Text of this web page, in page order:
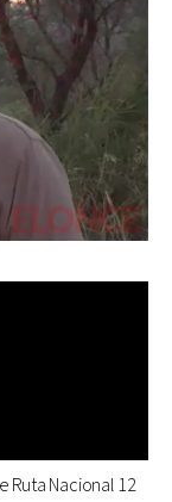
Ruta Nacional 12